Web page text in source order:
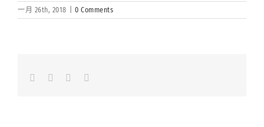
一月 26th, 2018 0 Comments
FacebookLinkedInWhatsapp